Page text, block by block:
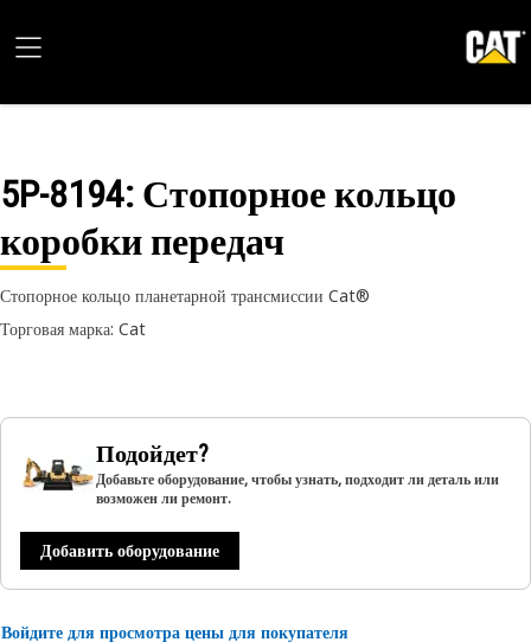
5P-8194: Стопорное кольцо
коробки передач
Стопорное кольцо планетарной трансмиссии Cat®
Торговая марка: Cat
Подойдет?
Добавьте оборудование, чтобы узнать, подходит ли деталь или
возможен ли ремонт.
Добавить оборудование
Войдите для просмотра цены для покупателя